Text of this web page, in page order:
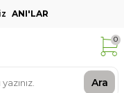
ANI'LAR
Ara
0